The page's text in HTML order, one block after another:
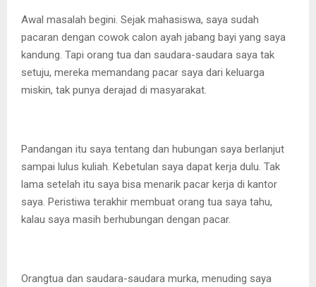
Awal masalah begini. Sejak mahasiswa, saya sudah
pacaran dengan cowok calon ayah jabang bayi yang saya
kandung. Tapi orang tua dan saudara-saudara saya tak
setuju, mereka memandang pacar saya dari keluarga
miskin, tak punya derajad di masyarakat.
Pandangan itu saya tentang dan hubungan saya berlanjut
sampai lulus kuliah. Kebetulan saya dapat kerja dulu. Tak
lama setelah itu saya bisa menarik pacar kerja di kantor
saya. Peristiwa terakhir membuat orang tua saya tahu,
kalau saya masih berhubungan dengan pacar.
Orangtua dan saudara-saudara murka, menuding saya